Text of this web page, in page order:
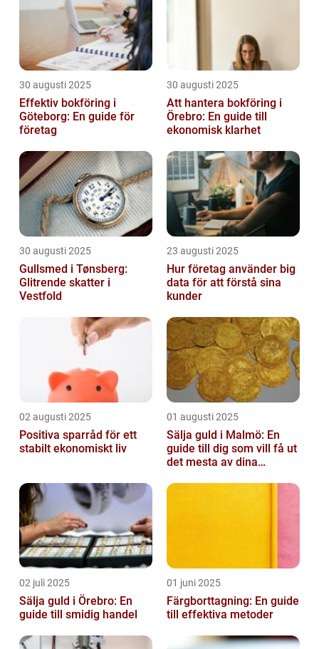
30 augusti 2025
Effektiv bokföring i
Göteborg: En guide för
företag
30 augusti 2025
Att hantera bokföring i
Örebro: En guide till
ekonomisk klarhet
30 augusti 2025
Gullsmed i Tønsberg:
Glitrende skatter i
Vestfold
23 augusti 2025
Hur företag använder big
data för att förstå sina
kunder
02 augusti 2025
Positiva sparråd för ett
stabilt ekonomiskt liv
01 augusti 2025
Sälja guld i Malmö: En
guide till dig som vill få ut
det mesta av dina
02 juli 2025
Sälja guld i Örebro: En
guide till smidig handel
01 juni 2025
Färgborttagning: En guide
till effektiva metoder